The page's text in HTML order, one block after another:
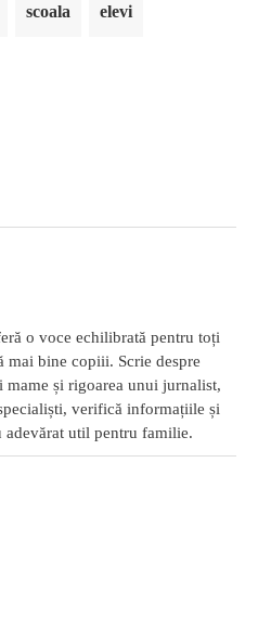
scoala elevi
o voce echilibrată pentru toți
mai bine copiii. Scrie despre
mame și rigoarea unui jurnalist,
verifică informațiile și
adevărat util pentru familie.